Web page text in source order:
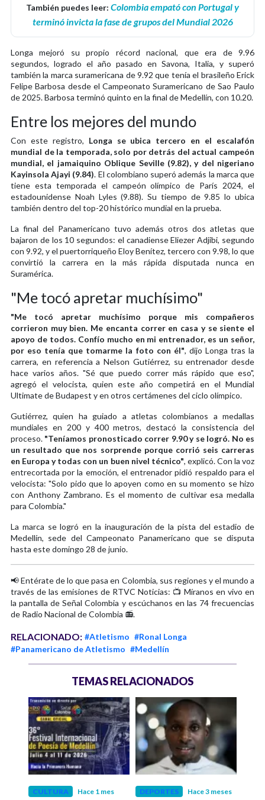
También puedes leer: Colombia empató con Portugal y
terminó invicta la fase de grupos del Mundial 2026
Longa mejoró su propio récord nacional, que era de 9.96
segundos, logrado el año pasado en Savona, Italia, y superó
también la marca suramericana de 9.92 que tenía el brasileño Erick
Felipe Barbosa desde el Campeonato Suramericano de Sao Paulo
de 2025. Barbosa terminó quinto en la final de Medellín, con 10.20.
Entre los mejores del mundo
Con este registro, Longa se ubica tercero en el escalafón
mundial de la temporada, solo por detrás del actual campeón
mundial, el jamaiquino Oblique Seville (9.82), y del nigeriano
Kayinsola Ajayi (9.84). El colombiano superó además la marca que
tiene esta temporada el campeón olímpico de París 2024, el
estadounidense Noah Lyles (9.88). Su tiempo de 9.85 lo ubica
también dentro del top-20 histórico mundial en la prueba.
La final del Panamericano tuvo además otros dos atletas que
bajaron de los 10 segundos: el canadiense Eliezer Adjibi, segundo
con 9.92, y el puertorriqueño Eloy Benítez, tercero con 9.98, lo que
convirtió la carrera en la más rápida disputada nunca en
Suramérica.
"Me tocó apretar muchísimo"
"Me tocó apretar muchísimo porque mis compañeros
corrieron muy bien. Me encanta correr en casa y se siente el
apoyo de todos. Confío mucho en mi entrenador, es un señor,
por eso tenía que tomarme la foto con él", dijo Longa tras la
carrera, en referencia a Nelson Gutiérrez, su entrenador desde
hace varios años. "Sé que puedo correr más rápido que eso",
agregó el velocista, quien este año competirá en el Mundial
Ultimate de Budapest y en otros certámenes del ciclo olímpico.
Gutiérrez, quien ha guiado a atletas colombianos a medallas
mundiales en 200 y 400 metros, destacó la consistencia del
proceso. "Teníamos pronosticado correr 9.90 y se logró. No es
un resultado que nos sorprende porque corrió seis carreras
en Europa y todas con un buen nivel técnico", explicó. Con la voz
entrecortada por la emoción, el entrenador pidió respaldo para el
velocista: "Solo pido que lo apoyen como en su momento se hizo
con Anthony Zambrano. Es el momento de cultivar esa medalla
para Colombia."
La marca se logró en la inauguración de la pista del estadio de
Medellín, sede del Campeonato Panamericano que se disputa
hasta este domingo 28 de junio.
📢 Entérate de lo que pasa en Colombia, sus regiones y el mundo a
través de las emisiones de RTVC Noticias: 📺 Míranos en vivo en
la pantalla de Señal Colombia y escúchanos en las 74 frecuencias
de Radio Nacional de Colombia 📻.
RELACIONADO: #Atletismo #Ronal Longa
#Panamericano de Atletismo #Medellín
TEMAS RELACIONADOS
CULTURA Hace 1 mes DEPORTES Hace 3 meses